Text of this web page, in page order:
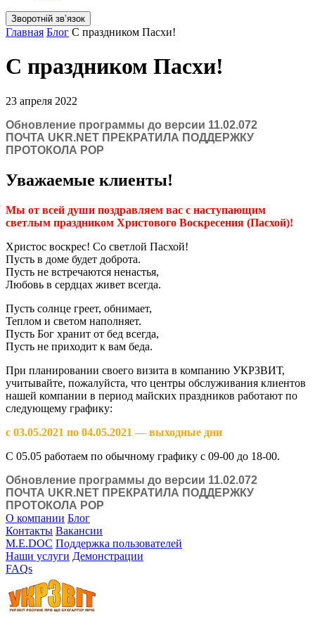
Зворотній звʼязок
Главная Блог С праздником Пасхи!
С праздником Пасхи!
23 апреля 2022
Обновление программы до версии 11.02.072
ПОЧТА UKR.NET ПРЕКРАТИЛА ПОДДЕРЖКУ
ПРОТОКОЛА POP
Уважаемые клиенты!
Мы от всей души поздравляем вас с наступающим
светлым праздником Христового Воскресения (Пасхой)!
Христос воскрес! Со светлой Пасхой!
Пусть в доме будет доброта.
Пусть не встречаются ненастья,
Любовь в сердцах живет всегда.
Пусть солнце греет, обнимает,
Теплом и светом наполняет.
Пусть Бог хранит от бед всегда,
Пусть не приходит к вам беда.
При планировании своего визита в компанию УКРЗВИТ,
учитывайте, пожалуйста, что центры обслуживания клиентов
нашей компании в период майских праздников работают по
следующему графику:
с 03.05.2021 по 04.05.2021 — выходные дни
С 05.05 работаем по обычному графику с 09-00 до 18-00.
Обновление программы до версии 11.02.072
ПОЧТА UKR.NET ПРЕКРАТИЛА ПОДДЕРЖКУ
ПРОТОКОЛА POP
О компании Блог
Контакты Вакансии
M.E.DOC Поддержка пользователей
Наши услуги Демонстрации
FAQs